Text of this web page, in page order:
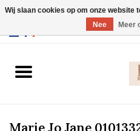
Slip
Marie Jo Jane
Wij slaan cookies op om onze website
Nee
Meer
Webshop werkt